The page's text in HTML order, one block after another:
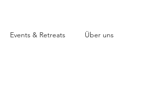
Events & Retreats Über uns